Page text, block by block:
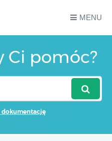
MENU
Ci pomóc?